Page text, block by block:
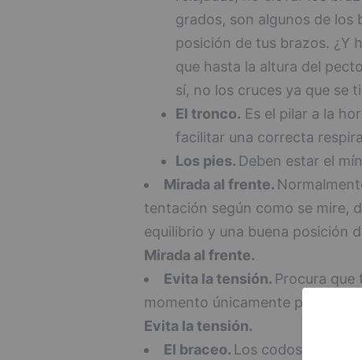
grados, son algunos de los
posición de tus brazos. ¿Y
que hasta la altura del
sí, no los cruces ya que se
El tronco. Es el pilar a la
facilitar una correcta
Los pies. Deben estar el
Mirada al frente.
tentación según como se mire,
equilibrio y una buena posición
Mirada al frente.
Evita la tensión. Procura que
momento únicamente para ti,
Evita la tensión.
El braceo. Los codos